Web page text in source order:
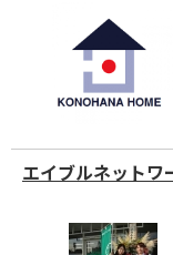
エイブルネットワ